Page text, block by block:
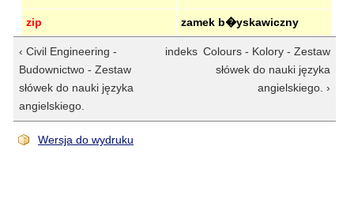
zip zamek b�yskawiczny
‹ Civil Engineering -
Budownictwo - Zestaw
słówek do nauki języka
angielskiego.
indeks Colours - Kolory - Zestaw
słówek do nauki języka
angielskiego. ›
Wersja do wydruku